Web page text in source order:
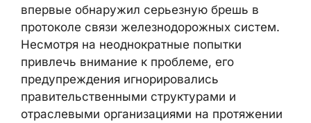
впервые обнаружил серьезную брешь в
протоколе связи железнодорожных систем.
Несмотря на неоднократные попытки
привлечь внимание к проблеме, его
предупреждения игнорировались
правительственными структурами и
отраслевыми организациями на протяжении